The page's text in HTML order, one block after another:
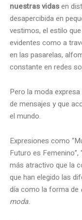
nuestras vidasen
desapercibida en
vestimos, el estilo
evidentes como a
en las pasarelas,
constante en redes
Pero la moda
de mensajes y que
el mundo.
Expresiones como
Futuro es
más atractivo que la
que han elegido las
día como la forma de
moda.